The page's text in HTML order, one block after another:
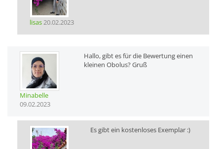
lisas20.02.2023
Minabelle
09.02.2023
Hallo, gibt es für die Bewertung einen
kleinen Obolus? Gruß
Es gibt ein kostenloses Exemplar :)